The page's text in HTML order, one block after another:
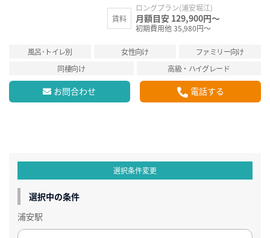
賃料
ロングプラン(浦安堀江)
月額目安 129,900円～
初期費用他 35,980円～
風呂･トイレ別 女性向け
ファミリー向け
同棲向け
高級・ハイグレード
お問合わせ 電話する
選択条件変更
選択中の条件
浦安駅